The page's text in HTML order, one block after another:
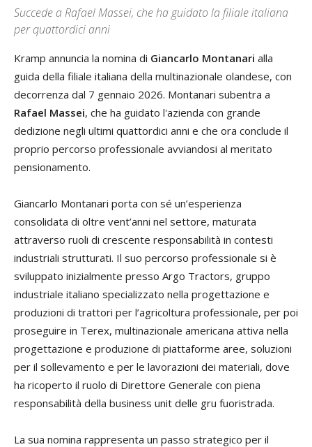
Succede a Rafael Massei, che ha guidato la filiale italiana
per quattordici anni
Kramp annuncia la nomina di Giancarlo Montanari alla
guida della filiale italiana della multinazionale olandese, con
decorrenza dal 7 gennaio 2026. Montanari subentra a
Rafael Massei, che ha guidato l'azienda con grande
dedizione negli ultimi quattordici anni e che ora conclude il
proprio percorso professionale avviandosi al meritato
pensionamento.
Giancarlo Montanari porta con sé un’esperienza
consolidata di oltre vent’anni nel settore, maturata
attraverso ruoli di crescente responsabilità in contesti
industriali strutturati. Il suo percorso professionale si è
sviluppato inizialmente presso Argo Tractors, gruppo
industriale italiano specializzato nella progettazione e
produzioni di trattori per l’agricoltura professionale, per poi
proseguire in Terex, multinazionale americana attiva nella
progettazione e produzione di piattaforme aree, soluzioni
per il sollevamento e per le lavorazioni dei materiali, dove
ha ricoperto il ruolo di Direttore Generale con piena
responsabilità della business unit delle gru fuoristrada.
La sua nomina rappresenta un passo strategico per il